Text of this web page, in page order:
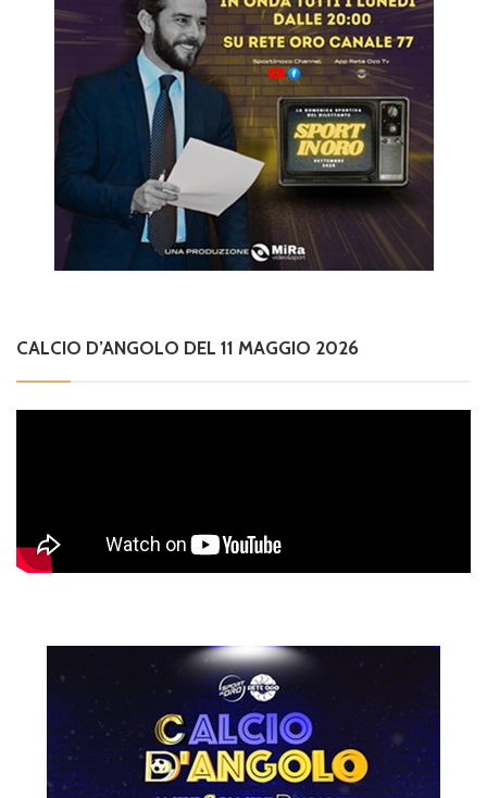
CALCIO D’ANGOLO DEL 11 MAGGIO 2026